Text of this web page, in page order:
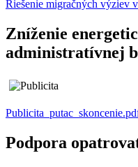
Riešenie migračných výziev
Zníženie
administratívnej
Podpora